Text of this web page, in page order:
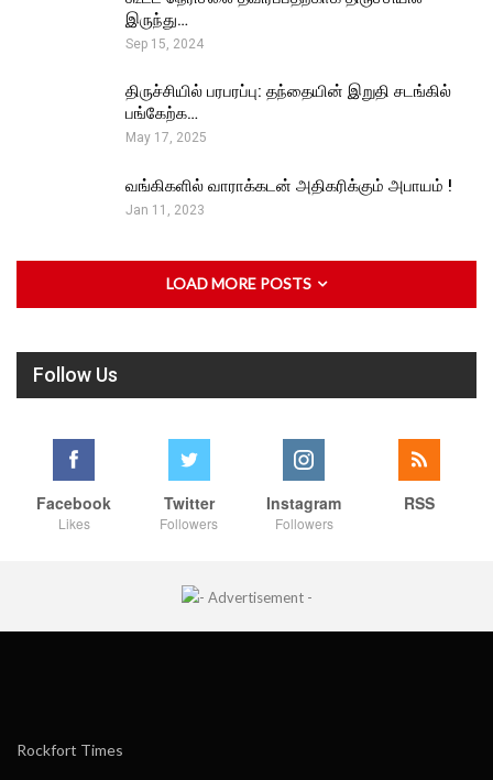
இருந்து…
Sep 15, 2024
திருச்சியில் பரபரப்பு: தந்தையின் இறுதி சடங்கில்
பங்கேற்க…
May 17, 2025
வங்கிகளில் வாராக்கடன் அதிகரிக்கும் அபாயம் !
Jan 11, 2023
LOAD MORE POSTS
Follow Us
Facebook
Likes
Twitter
Followers
Instagram
Followers
RSS
Rockfort Times